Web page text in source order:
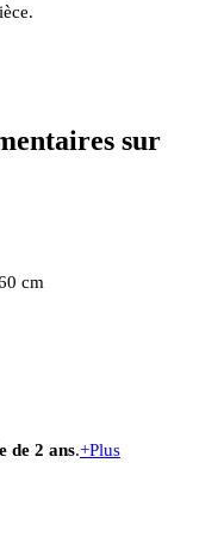
sur
cm
de 2 ans.+Plus